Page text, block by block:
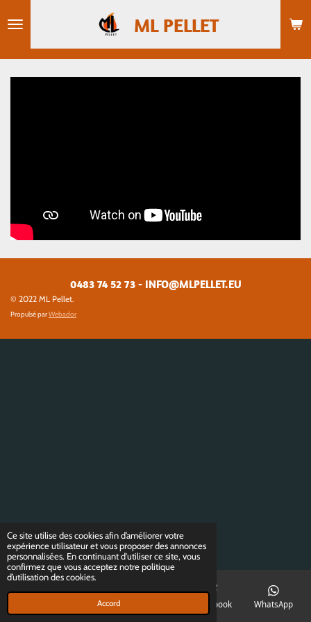
Ce site utilise des cookies afin d’améliorer votre
expérience utilisateur et vous proposer des annonces
personnalisées. En continuant d'utiliser ce site, vous
confirmez que vous acceptez notre politique
d’utilisation des cookies.
Accord
au
contenu
principal
ML PELLET
0483 74 52 73 - INFO@MLPELLET.EU
© 2022 ML Pellet.
Propulsé parWebador
Téléphone Facebook WhatsApp